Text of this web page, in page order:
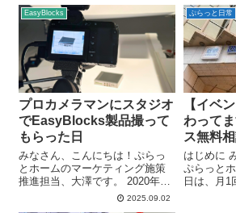
EasyBlocks
プロカメラマンにスタジオ
でEasyBlocks製品撮って
もらった日
みなさん、こんにちは！ぷらっ
とホームのマーケティング施策
推進担当、大澤です。 2020年以
降、展示会やウェブでご覧いた
2025.09.02
ぷらっと日常
【イベ
わって
ス無料
ラバン/
はじめに
ぷらっと
日は、月1
やZabbix